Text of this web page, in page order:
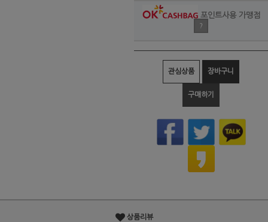
포인트사용 가맹점
?
관심상품 장바구니
구매하기
상품리뷰